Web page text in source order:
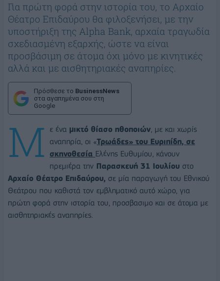
Για πρώτη φορά στην ιστορία του, το Αρχαίο
Θέατρο Επιδαύρου θα φιλοξενήσει, με την
υποστήριξη της Alpha Bank, αρχαία τραγωδία
σχεδιασμένη εξαρχής, ώστε να είναι
προσβάσιμη σε άτομα όχι μόνο με κινητικές
αλλά και με αισθητηριακές αναπηρίες.
Πρόσθεσε το BusinessNews
στα αγαπημένα σου στη
Google
Μ ε ένα μικτό θίασο ηθοποιών, με και χωρίς
αναπηρία, οι «Τρωάδες» του Ευριπίδη, σε
σκηνοθεσία Ελένης Ευθυμίου, κάνουν
πρεμιέρα την Παρασκευή 31 Ιουλίου στο
Αρχαίο Θέατρο Επιδαύρου, σε μία παραγωγή του Εθνικού
Θεάτρου που καθιστά τον εμβληματικό αυτό χώρο, για
πρώτη φορά στην ιστορία του, προσβασιμο και σε άτομα με
αισθητηριακές αναπηρίες.